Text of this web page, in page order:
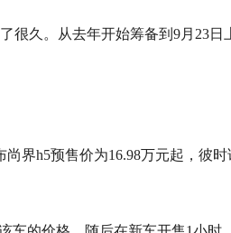
很久。从去年开始筹备到9月23
尚界h5预售价为16.98万元起，彼